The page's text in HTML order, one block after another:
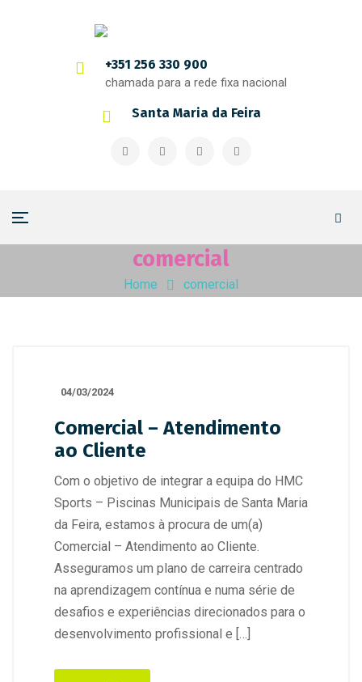
+351 256 330 900
chamada para a rede fixa nacional
Santa Maria da Feira
comercial
Home comercial
04/03/2024
Comercial – Atendimento
ao Cliente
Com o objetivo de integrar a equipa do HMC
Sports – Piscinas Municipais de Santa Maria
da Feira, estamos à procura de um(a)
Comercial – Atendimento ao Cliente.
Asseguramos um plano de carreira centrado
na aprendizagem contínua e numa série de
desafios e experiências direcionados para o
desenvolvimento profissional e […]